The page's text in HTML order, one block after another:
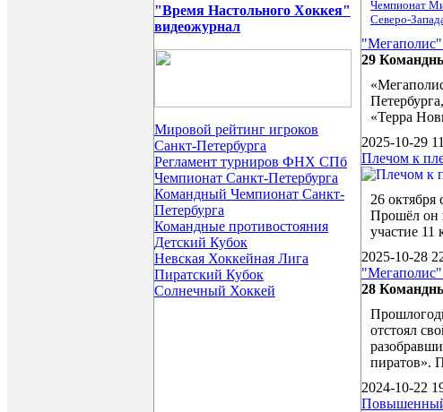
"Время Настольного Хоккея"
видеожурнал
Мировой рейтинг игроков
Санкт-Петербурга
Регламент турниров ФНХ СПб
Чемпионат Санкт-Петербурга
Командный Чемпионат Санкт-
Петербурга
Командные противостояния
Детский Кубок
Невская Хоккейная Лига
Пиратский Кубок
Солнечный Хоккей
Чемпионат
Северо-
29
«Терра
2025-10-29
Плечом к
26
Прошёл он
участие 11
2025-10-28
"Мегаполис"
28
отстоял
пиратов».
2024-10-22
Повышенный